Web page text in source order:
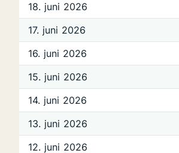
18. juni 2026
17. juni 2026
16. juni 2026
15. juni 2026
14. juni 2026
13. juni 2026
12. juni 2026